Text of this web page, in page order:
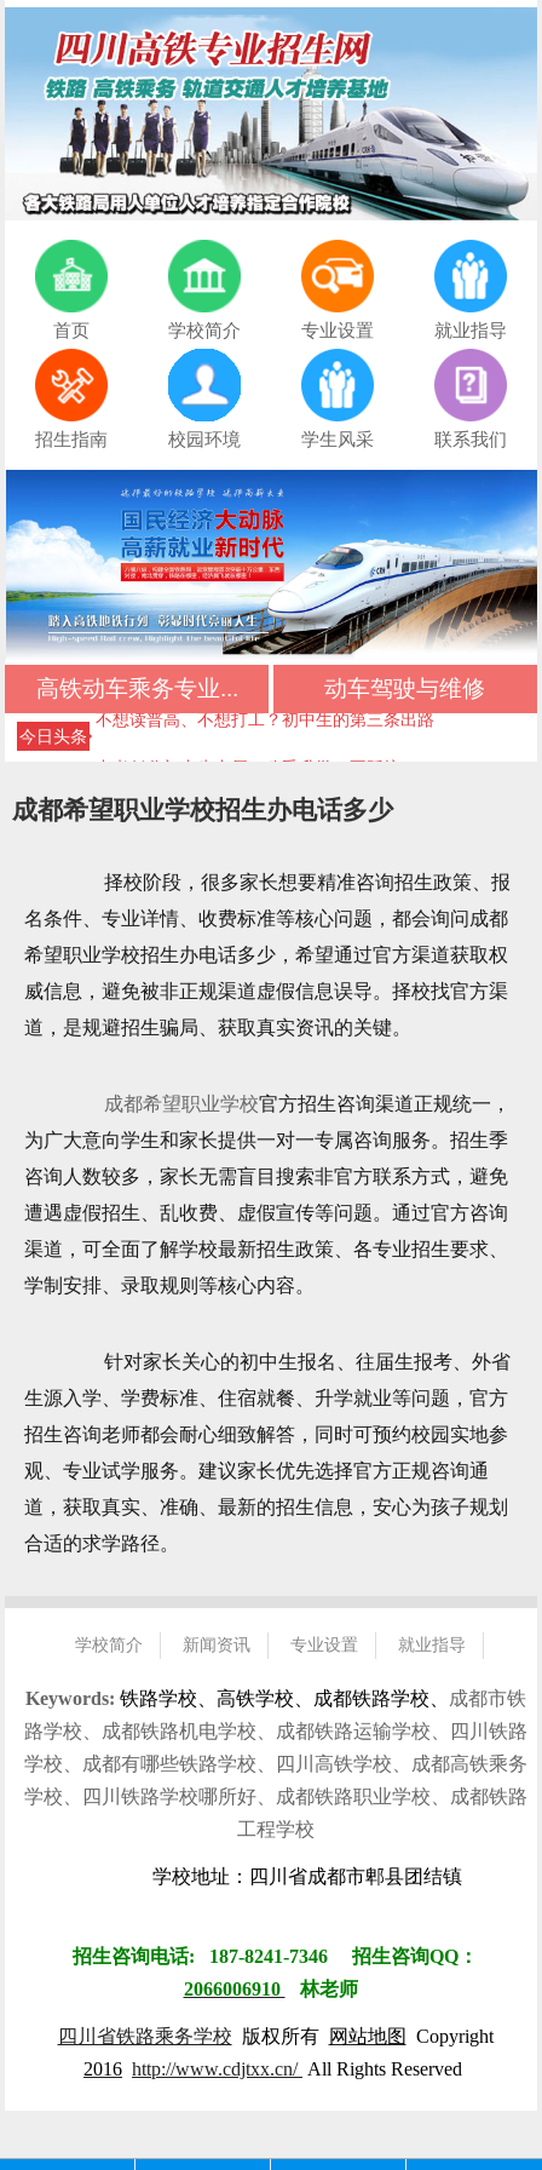
首页 学校简介 专业设置 就业指导
招生指南 校园环境 学生风采 联系我们
高铁动车乘务专业... 动车驾驶与维修
今日头条
初中生择校必看：正规文凭+优质管理+升学保障
初中三年落幕，新的升学旅程从此开启
不想读普高、不想打工？初中生的第三条出路
初中毕业最佳选择：正规升学，不输普高生
急救援管理专业
成都好的公办技校四川五月花技师学院推荐｜高
路运输专业
成都好的公办技校四川五月花技师学院推荐｜铁
道检修专业
成都好的公办技校四川五月花技师学院推荐｜计
成都希望职业学校招生办电话多少
择校阶段，很多家长想要精准咨询招生政策、报
名条件、专业详情、收费标准等核心问题，都会询问成都
希望职业学校招生办电话多少，希望通过官方渠道获取权
威信息，避免被非正规渠道虚假信息误导。择校找官方渠
道，是规避招生骗局、获取真实资讯的关键。
成都希望职业学校官方招生咨询渠道正规统一，
为广大意向学生和家长提供一对一专属咨询服务。招生季
咨询人数较多，家长无需盲目搜索非官方联系方式，避免
遭遇虚假招生、乱收费、虚假宣传等问题。通过官方咨询
渠道，可全面了解学校最新招生政策、各专业招生要求、
学制安排、录取规则等核心内容。
针对家长关心的初中生报名、往届生报考、外省
生源入学、学费标准、住宿就餐、升学就业等问题，官方
招生咨询老师都会耐心细致解答，同时可预约校园实地参
观、专业试学服务。建议家长优先选择官方正规咨询通
道，获取真实、准确、最新的招生信息，安心为孩子规划
合适的求学路径。
学校简介 新闻资讯 专业设置
就业指导
联系我们
Keywords: 铁路学校、高铁学校、成都铁路学校、
成都市铁
路学校、成都铁路机电学校、成都铁路运输学校、四川铁路
学校、成都有哪些铁路学校、四川高铁学校、成都高铁乘务
学校、四川铁路学校哪所好、成都铁路职业学校、成都铁路
工程学校
学校地址：四川省成都市郫县团结镇
招生咨询电话: 187-8241-7346 招生咨询QQ：
2066006910
林老师
四川省铁路乘务学校 版权所有 网站地图 Copyright
2016 http://www.cdjtxx.cn/ All Rights Reserved